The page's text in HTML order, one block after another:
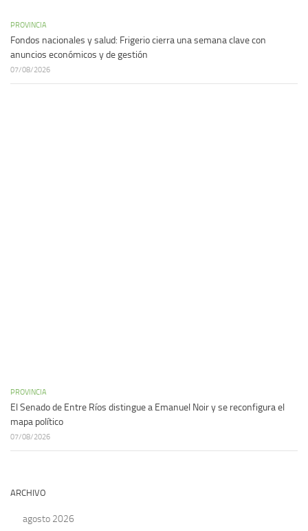
PROVINCIA
Fondos nacionales y salud: Frigerio cierra una semana clave con
anuncios económicos y de gestión
07/08/2026
PROVINCIA
El Senado de Entre Ríos distingue a Emanuel Noir y se reconfigura el
mapa político
07/08/2026
ARCHIVO
agosto 2026